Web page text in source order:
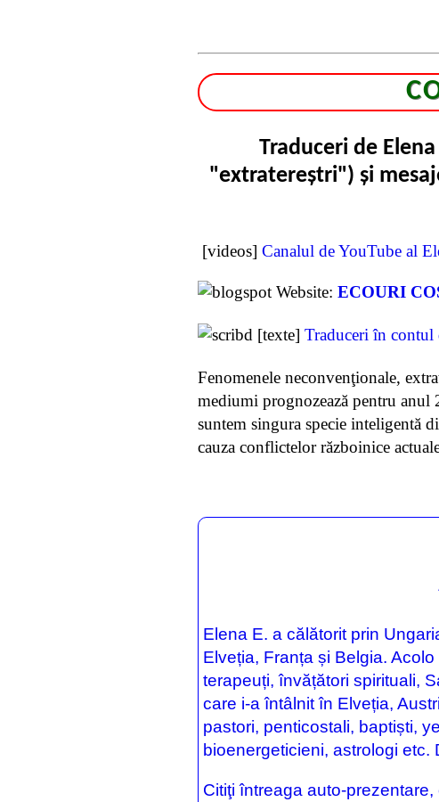
Traduceri de
"extratereștri") şi
[videos] Canalul de YouTube al
Website: ECOURI
[texte] Traduceri în contul
Fenomenele neconvenţionale,
mediumi prognozează pentru anul
suntem singura specie inteligentă
cauza conflictelor războinice
Elena E. a călătorit prin
Elveția, Franța și Belgia.
terapeuți, învățători spirituali,
care i-a întâlnit în Elveția,
pastori, penticostali, baptiști,
bioenergeticieni, astrologi etc.
Citiţi întreaga auto-